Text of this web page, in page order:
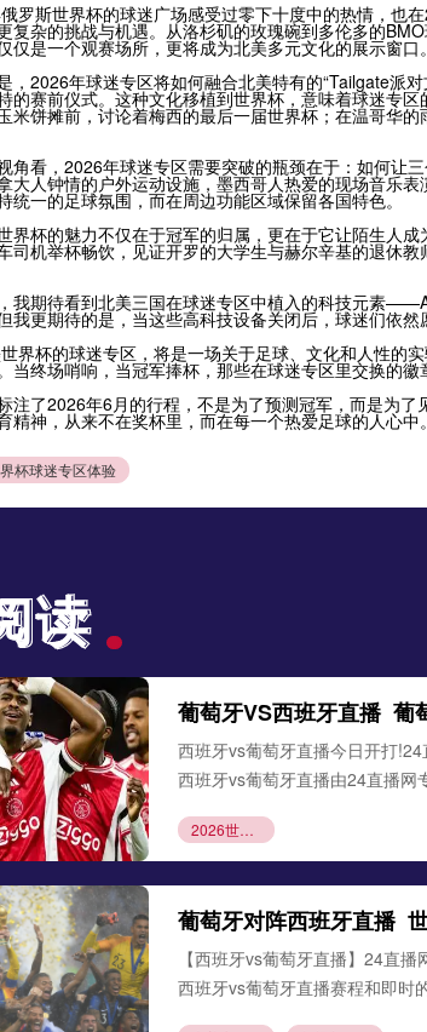
罗斯世界杯的球迷广场感受过零下十度中的热情，也
复杂的挑战与机遇。从洛杉矶的玫瑰碗到多伦多的
仅是一个观赛场所，更将成为北美多元文化的展示窗口
，2026年球迷专区将如何融合北美特有的“Tailgate派
的赛前仪式。这种文化移植到世界杯，意味着球迷专区
米饼摊前，讨论着梅西的最后一届世界杯；在温哥华
角看，2026年球迷专区需要突破的瓶颈在于：如何让
大人钟情的户外运动设施，墨西哥人热爱的现场音乐
统一的足球氛围，而在周边功能区域保留各国特色。
界杯的魅力不仅在于冠军的归属，更在于它让陌生人
司机举杯畅饮，见证开罗的大学生与赫尔辛基的退休
我期待看到北美三国在球迷专区中植入的科技元素
我更期待的是，当这些高科技设备关闭后，球迷们依
界杯的球迷专区，将是一场关于足球、文化和人性的
当终场哨响，当冠军捧杯，那些在球迷专区里交换的
注了2026年6月的行程，不是为了预测冠军，而是为
精神，从来不在奖杯里，而在每一个热爱足球的人心中
杯球迷专区体验
读
读
西班牙vs葡萄牙直播今日开打!24
西班牙vs葡萄牙直播由24直播网
2026世界杯费城赛区：林肯金融球场疏散通道宽度合规性复核技术指引
【西班牙vs葡萄牙直播】24直
西班牙vs葡萄牙直播赛程和即时